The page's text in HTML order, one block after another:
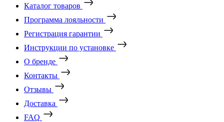
Каталог товаров
Программа лояльности
Регистрация гарантии
Инструкции по установке
О бренде
Контакты
Отзывы
Доставка
FAQ